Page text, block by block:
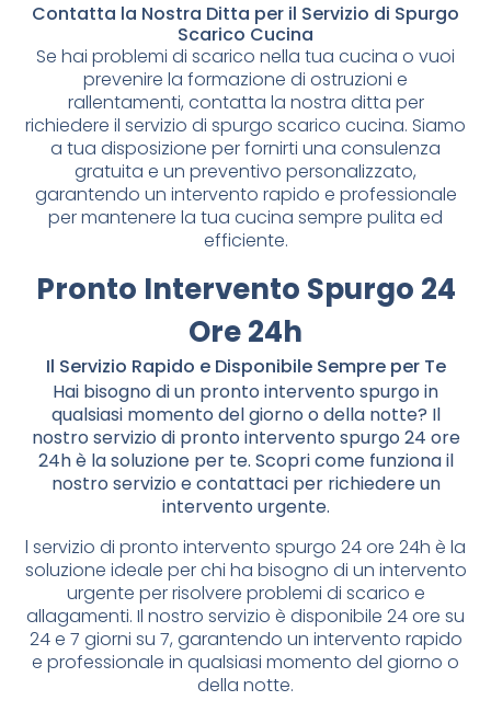
Contatta la Nostra Ditta per il Servizio di Spurgo
Scarico Cucina
Se hai problemi di scarico nella tua cucina o vuoi
prevenire la formazione di ostruzioni e
rallentamenti, contatta la nostra ditta per
richiedere il servizio di spurgo scarico cucina. Siamo
a tua disposizione per fornirti una consulenza
gratuita e un preventivo personalizzato,
garantendo un intervento rapido e professionale
per mantenere la tua cucina sempre pulita ed
efficiente.
Pronto Intervento Spurgo 24
Ore 24h
Il Servizio Rapido e Disponibile Sempre per Te
Hai bisogno di un pronto intervento spurgo in
qualsiasi momento del giorno o della notte? Il
nostro servizio di pronto intervento spurgo 24 ore
24h è la soluzione per te. Scopri come funziona il
nostro servizio e contattaci per richiedere un
intervento urgente.
l servizio di pronto intervento spurgo 24 ore 24h è la
soluzione ideale per chi ha bisogno di un intervento
urgente per risolvere problemi di scarico e
allagamenti. Il nostro servizio è disponibile 24 ore su
24 e 7 giorni su 7, garantendo un intervento rapido
e professionale in qualsiasi momento del giorno o
della notte.